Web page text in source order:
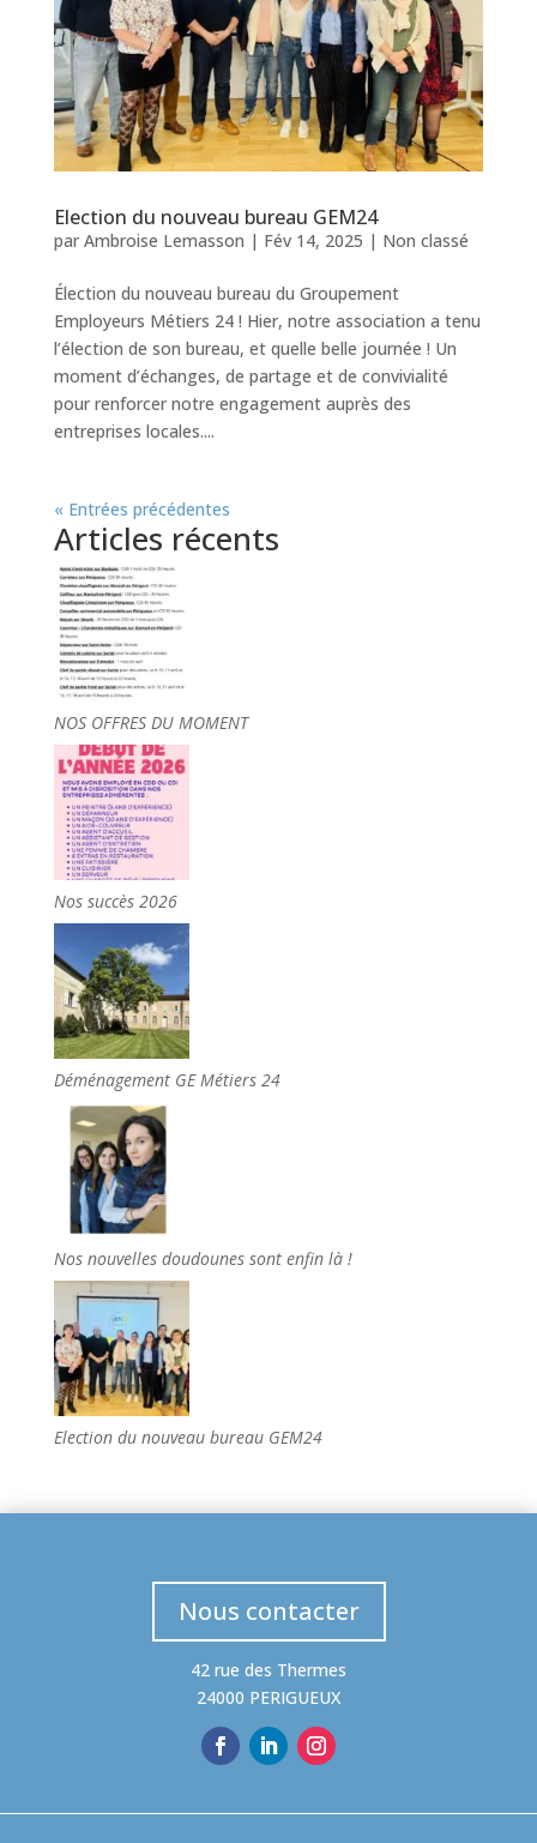
Election du nouveau bureau GEM24
par Ambroise Lemasson | Fév 14, 2025 | Non classé
Élection du nouveau bureau du Groupement
Employeurs Métiers 24 ! Hier, notre association a tenu
l’élection de son bureau, et quelle belle journée ! Un
moment d’échanges, de partage et de convivialité
pour renforcer notre engagement auprès des
entreprises locales....
« Entrées précédentes
Articles récents
NOS OFFRES DU MOMENT
Nos succès 2026
Déménagement GE Métiers 24
Nos nouvelles doudounes sont enfin là !
Election du nouveau bureau GEM24
Nous contacter
42 rue des Thermes
24000 PERIGUEUX